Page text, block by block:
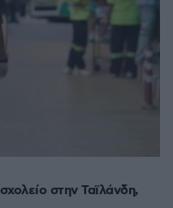
στην Ταϊλάνδη,